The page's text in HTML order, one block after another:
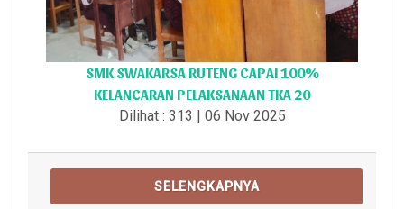
SMK SWAKARSA RUTENG CAPAI 100%
KELANCARAN PELAKSANAAN TKA 20
Dilihat : 313 | 06 Nov 2025
SELENGKAPNYA